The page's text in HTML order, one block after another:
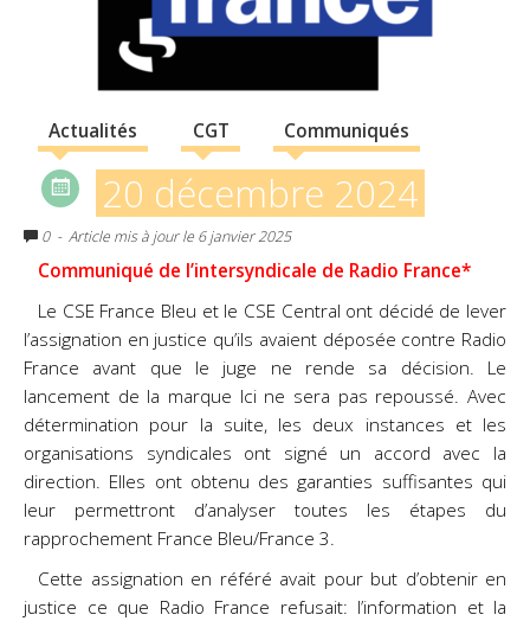
Actualités CGT Communiqués
20 décembre 2024
0 - Article mis à jour le 6 janvier 2025
Communiqué de l’intersyndicale de Radio France*
Le CSE France Bleu et le CSE Central ont décidé de lever
l’assignation en justice qu’ils avaient déposée contre Radio
France avant que le juge ne rende sa décision. Le
lancement de la marque Ici ne sera pas repoussé. Avec
détermination pour la suite, les deux instances et les
organisations syndicales ont signé un accord avec la
direction. Elles ont obtenu des garanties suffisantes qui
leur permettront d’analyser toutes les étapes du
rapprochement France Bleu/France 3.
Cette assignation en référé avait pour but d’obtenir en
justice ce que Radio France refusait: l’information et la